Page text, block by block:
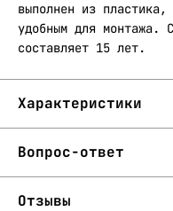
выполнен из
удобным для монтажа.
составляет 15 лет.
Характеристики
Вопрос-ответ
Отзывы